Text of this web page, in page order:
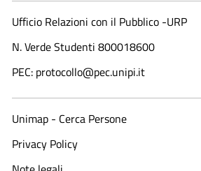
Ufficio Relazioni con il Pubblico -URP
N. Verde Studenti 800018600​
PEC: protocollo@pec.unipi.it
Unimap - Cerca Persone
Privacy Policy